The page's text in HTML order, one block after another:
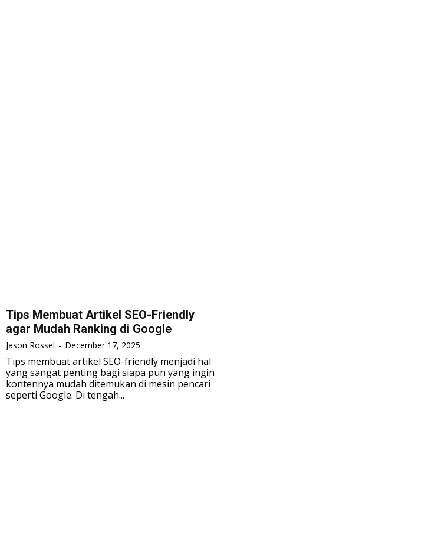
Tips Membuat Artikel SEO-Friendly
agar Mudah Ranking di Google
Jason Rossel - December 17, 2025
Tips membuat artikel SEO-friendly menjadi hal
yang sangat penting bagi siapa pun yang ingin
kontennya mudah ditemukan di mesin pencari
seperti Google. Di tengah...